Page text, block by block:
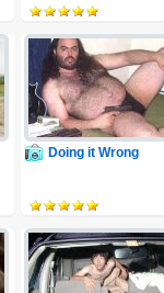
Doing it Wrong